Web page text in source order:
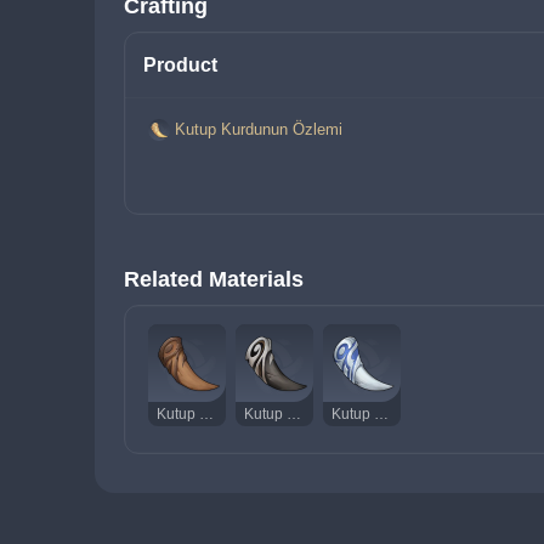
Crafting
Product
Kutup Kurdunun Özlemi
Related Materials
Kutup Kurdunun Süt Dişi Kutup Kurdunun Çatlak Dişi Kutup Kurdunun Kırık Dişi